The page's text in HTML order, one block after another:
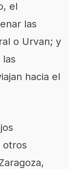
el
las
o Urvan; y
hacia el
otros